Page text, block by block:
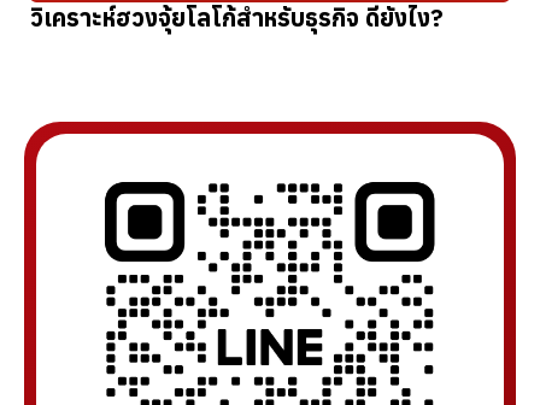
วิเคราะห์ฮวงจุ้ยโลโก้สำหรับธุรกิจ ดียังไง?